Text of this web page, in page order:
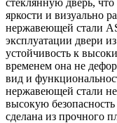
яркости и визуально
нержавеющей стали
эксплуатации двери
устойчивость к
временем она не
вид и
нержавеющей стали
высокую
сделана из прочного